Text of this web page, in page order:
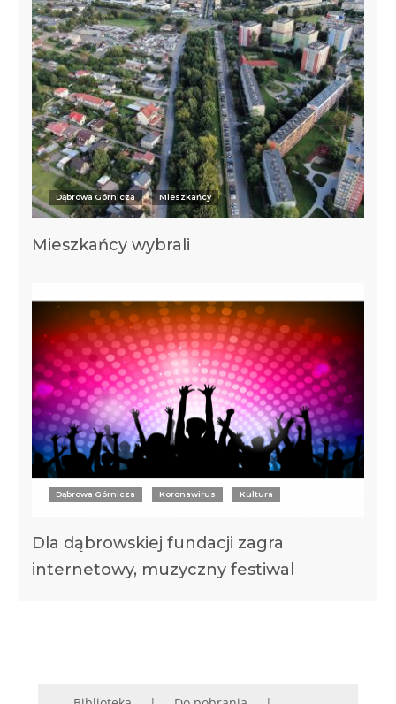
Dąbrowa Górnicza Mieszkańcy
Mieszkańcy wybrali
Dąbrowa Górnicza Koronawirus Kultura
Dla dąbrowskiej fundacji zagra
internetowy, muzyczny festiwal